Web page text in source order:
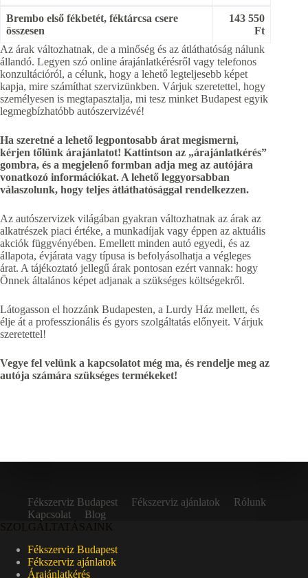
Brembo első fékbetét, féktárcsa csere
összesen
143 550
Ft
Az árak változhatnak, de a minőség és az átláthatóság nálunk
állandó. Legyen szó online árajánlatkérésről vagy telefonos
konzultációról, a célunk, hogy a lehető legteljesebb képet
kapja, mire számíthat szervizünkben. Várjuk szeretettel, hogy
személyesen is megtapasztalja, mi tesz minket Budapest egyik
legmegbízhatóbb autószervizévé!
Ha szeretné a lehető legpontosabb árat megismerni,
kérjen tőlünk árajánlatot! Kattintson az „árajánlatkérés”
gombra, és a megjelenő formban adja meg az autójára
vonatkozó információkat. A lehető leggyorsabban
válaszolunk, hogy teljes átláthatósággal rendelkezzen.
Az autószervizek világában gyakran változhatnak az árak az
alkatrészek piaci értéke, a munkadíjak vagy éppen az aktuális
akciók függvényében. Emellett minden autó egyedi, és az
állapota, évjárata vagy típusa is befolyásolhatja a végleges
árat. A tájékoztató jellegű árak pontosan ezért vannak: hogy
Önnek általános képet adjanak a szükséges költségekről.
Látogasson el hozzánk Budapesten, a Lurdy Ház mellett, és
élje át a professzionális és gyors szolgáltatás előnyeit. Várjuk
szeretettel!
Vegye fel velünk a kapcsolatot még ma, és rendelje meg az
autója számára szükséges termékeket!
Fékszerviz Budapest Fékszerviz ajánlatok
Rólunk
Kapcsolat
Blog
SZOLGÁLTATÁSAINK
Fékszerviz Budapest
Fékszerviz ajánlatok
Árajánlatkérés